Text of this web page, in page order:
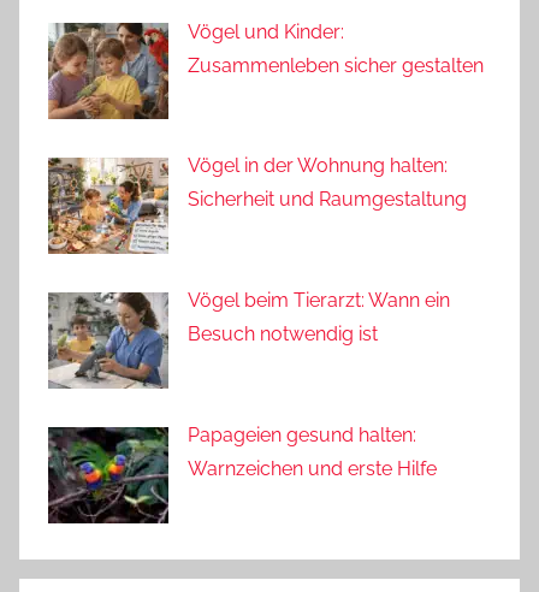
Vögel und Kinder:
Zusammenleben sicher gestalten
Vögel in der Wohnung halten:
Sicherheit und Raumgestaltung
Vögel beim Tierarzt: Wann ein
Besuch notwendig ist
Papageien gesund halten:
Warnzeichen und erste Hilfe